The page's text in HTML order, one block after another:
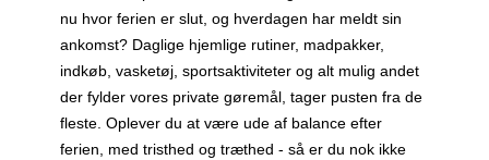
nu hvor ferien er slut, og hverdagen har meldt sin
ankomst? Daglige hjemlige rutiner, madpakker,
indkøb, vasketøj, sportsaktiviteter og alt mulig andet
der fylder vores private gøremål, tager pusten fra de
fleste. Oplever du at være ude af balance efter
ferien, med tristhed og træthed - så er du nok ikke